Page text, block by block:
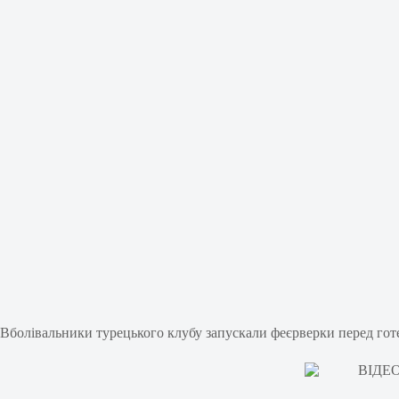
Вболівальники турецького клубу запускали феєрверки перед